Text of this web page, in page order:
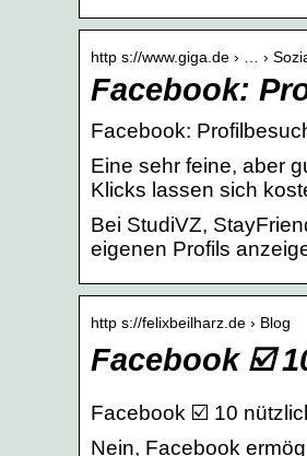
http s://www.giga.de › … ›
Facebook:
Facebook:
Eine sehr feine, aber
Klicks lassen sich
Bei StudiVZ,
eigenen Profils
http s://felixbeilharz.de › Blog
Facebook ☑️
Facebook ☑️ 10
Nein, Facebook